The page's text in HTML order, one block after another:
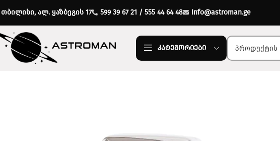
თბილისი, ალ. ყაზბეგის 17 599 39 67 21 / 555 44 64 48 Info@astroman.ge
ᲙᲐᲢᲔᲒᲝᲠᲘᲔᲑᲘ